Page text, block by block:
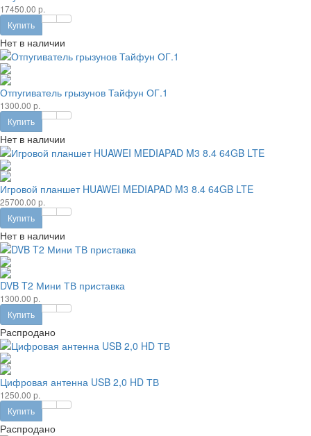
17450.00 р.
Купить
Нет в наличии
Отпугиватель грызунов Тайфун ОГ.1
1300.00 р.
Купить
Нет в наличии
Игровой планшет HUAWEI MEDIAPAD M3 8.4 64GB LTE
25700.00 р.
Купить
Нет в наличии
DVB T2 Мини ТВ приставка
1300.00 р.
Купить
Распродано
Цифровая антенна USB 2,0 HD ТВ
1250.00 р.
Купить
Распродано